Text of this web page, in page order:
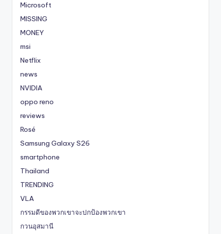
Microsoft
MISSING
MONEY
msi
Netflix
news
NVIDIA
oppo reno
reviews
Rosé
Samsung Galaxy S26
smartphone
Thailand
TRENDING
VLA
กรรมดีของพวกเขาจะปกป้องพวกเขา
กวนอุสมานี